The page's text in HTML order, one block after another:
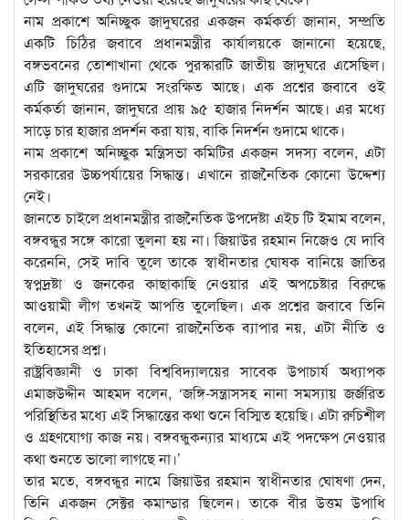
নাম প্রকাশে অনিচ্ছুক জাদুঘরের একজন কর্মকর্তা জানান, সম্প্রতি
একটি চিঠির জবাবে প্রধানমন্ত্রীর কার্যালয়কে জানানো হয়েছে,
বঙ্গভবনের তোশাখানা থেকে পুরস্কারটি জাতীয় জাদুঘরে এসেছিল।
এটি জাদুঘরের গুদামে সংরক্ষিত আছে। এক প্রশ্নের জবাবে ওই
কর্মকর্তা জানান, জাদুঘরে প্রায় ৯৫ হাজার নিদর্শন আছে। এর মধ্যে
সাড়ে চার হাজার প্রদর্শন করা যায়, বাকি নিদর্শন গুদামে থাকে।
নাম প্রকাশে অনিচ্ছুক মন্ত্রিসভা কমিটির একজন সদস্য বলেন, এটা
সরকারের উচ্চপর্যায়ের সিদ্ধান্ত। এখানে রাজনৈতিক কোনো উদ্দেশ্য
নেই।
জানতে চাইলে প্রধানমন্ত্রীর রাজনৈতিক উপদেষ্টা এইচ টি ইমাম বলেন,
বঙ্গবন্ধুর সঙ্গে কারো তুলনা হয় না। জিয়াউর রহমান নিজেও যে দাবি
করেননি, সেই দাবি তুলে তাকে স্বাধীনতার ঘোষক বানিয়ে জাতির
স্বপ্নদ্রষ্টা ও জনকের কাছাকাছি নেওয়ার এই অপচেষ্টার বিরুদ্ধে
আওয়ামী লীগ তখনই আপত্তি তুলেছিল। এক প্রশ্নের জবাবে তিনি
বলেন, এই সিদ্ধান্ত কোনো রাজনৈতিক ব্যাপার নয়, এটা নীতি ও
ইতিহাসের প্রশ্ন।
রাষ্ট্রবিজ্ঞানী ও ঢাকা বিশ্ববিদ্যালয়ের সাবেক উপাচার্য অধ্যাপক
এমাজউদ্দীন আহমদ বলেন, ‘জঙ্গি-সন্ত্রাসসহ নানা সমস্যায় জর্জরিত
পরিস্থিতির মধ্যে এই সিদ্ধান্তের কথা শুনে বিস্মিত হয়েছি। এটা রুচিশীল
ও গ্রহণযোগ্য কাজ নয়। বঙ্গবন্ধুকন্যার মাধ্যমে এই পদক্ষেপ নেওয়ার
কথা শুনতে ভালো লাগছে না।’
তার মতে, বঙ্গবন্ধুর নামে জিয়াউর রহমান স্বাধীনতার ঘোষণা দেন,
তিনি একজন সেক্টর কমান্ডার ছিলেন। তাকে বীর উত্তম উপাধি